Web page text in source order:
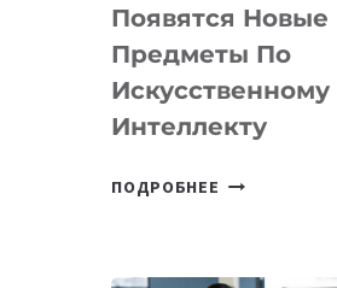
СТАРТАПОВ
Появятся Новые
Предметы По
Искусственному
Интеллекту
ПОДРОБНЕЕ